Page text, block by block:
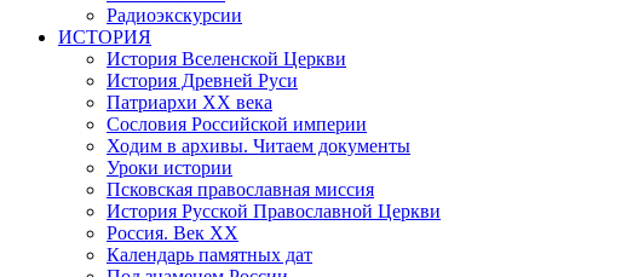
Радиоэкскурсии
ИСТОРИЯ
История Вселенской Церкви
История Древней Руси
Патриархи XX века
Сословия Российской империи
Ходим в архивы. Читаем документы
Уроки истории
Псковская православная миссия
История Русской Православной Церкви
Россия. Век ХХ
Календарь памятных дат